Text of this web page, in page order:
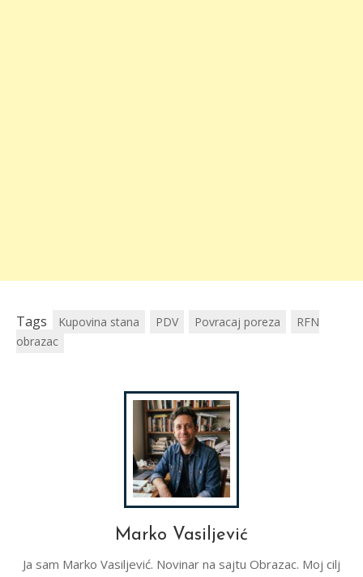
Tags Kupovina stana PDV Povracaj poreza
RFN
obrazac
Marko Vasiljević
Ja sam Marko Vasiljević. Novinar na sajtu Obrazac. Moj cilj